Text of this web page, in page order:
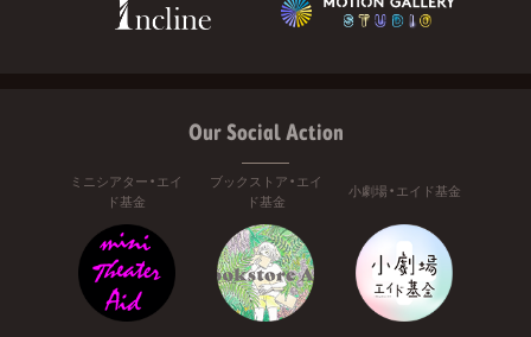
Our Social Action
ミニシアター・エイ
ド基金
ブックストア・エイ
ド基金
小劇場・エイド基金